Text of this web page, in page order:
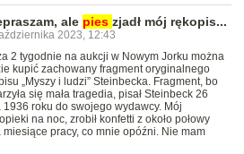
ale pies zjadł mój rękopis...
2023, 12:43
2 tygodnie na aukcji w Nowym Jorku można
kupić zachowany fragment oryginalnego
„Myszy i ludzi” Steinbecka. Fragment, bo
się mała tragedia, pisał Steinbeck 26
1936 roku do swojego wydawcy. Mój
na noc, zrobił konfetti z około połowy
pracy, co mnie opóźni. Nie mam